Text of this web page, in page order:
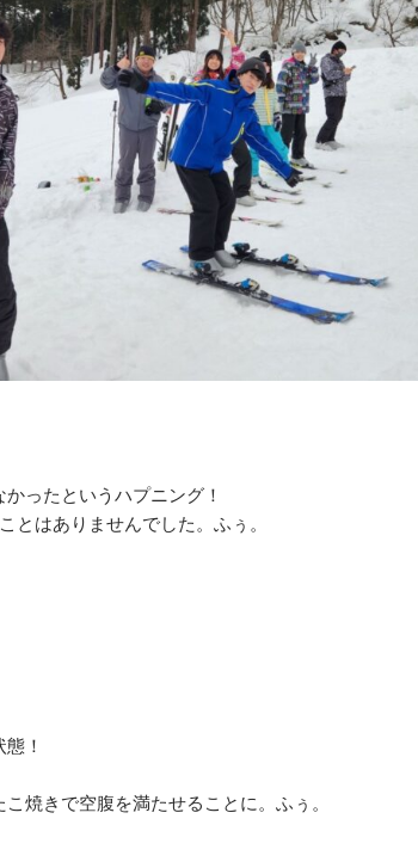
ったというハプニング！
とはありませんでした。ふぅ。
！
焼きで空腹を満たせることに。ふぅ。